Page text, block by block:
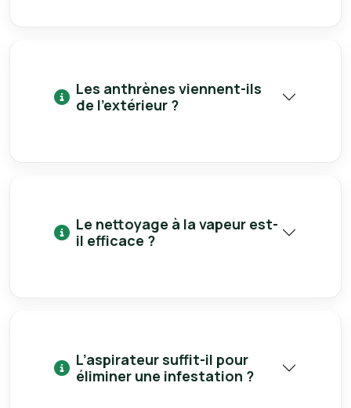
Les anthrènes viennent-ils
de l’extérieur ?
Le nettoyage à la vapeur est-
il efficace ?
L’aspirateur suffit-il pour
éliminer une infestation ?